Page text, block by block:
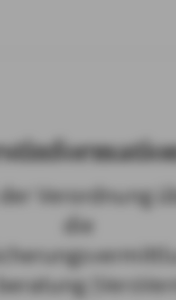
der Verordnung
die